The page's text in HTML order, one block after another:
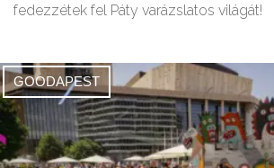
fedezzétek fel Páty varázslatos világát!
GOODAPEST